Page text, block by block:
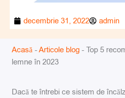
decembrie 31, 2022 admin
Acasă -Articole blog -Top 5
lemne în 2023
Dacă te întrebi ce sistem de